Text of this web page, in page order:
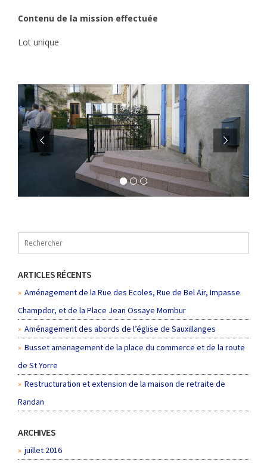
Contenu de la mission effectuée
Lot unique
ARTICLES RÉCENTS
Aménagement de la Rue des Ecoles, Rue de Bel Air, Impasse
Champdor, et de la Place Jean Ossaye Mombur
Aménagement des abords de l’église de Sauxillanges
Busset amenagement de la place du commerce et de la route
de St Yorre
Restructuration et extension de la maison de retraite de
Randan
ARCHIVES
juillet 2016